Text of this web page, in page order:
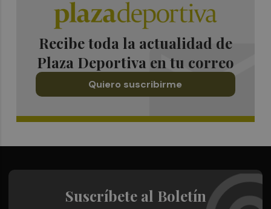
Recibe toda la actualidad de
Plaza Deportiva en tu correo
Quiero suscribirme
Suscríbete al Boletín